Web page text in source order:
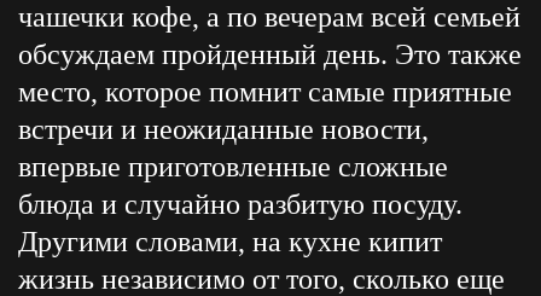
чашечки кофе, а по вечерам всей семьей
обсуждаем пройденный день. Это также
место, которое помнит самые приятные
встречи и неожиданные новости,
впервые приготовленные сложные
блюда и случайно разбитую посуду.
Другими словами, на кухне кипит
жизнь независимо от того, сколько еще